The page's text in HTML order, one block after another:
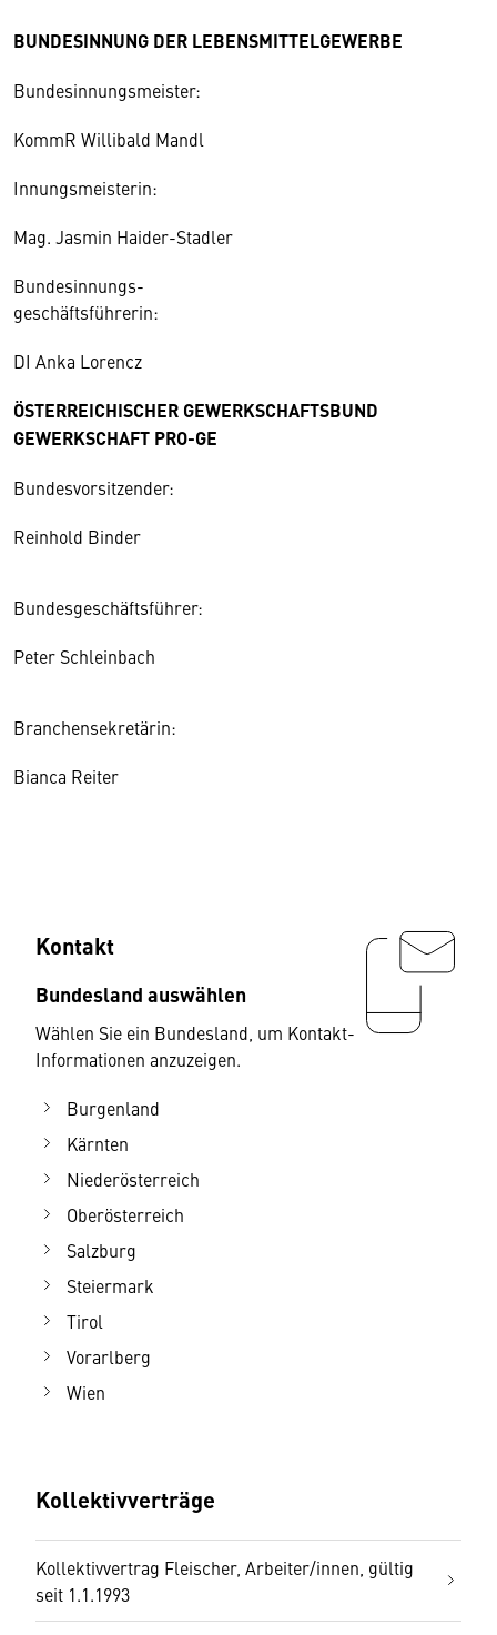
BUNDESINNUNG DER LEBENSMITTELGEWERBE
Bundesinnungsmeister:
KommR Willibald Mandl
Innungsmeisterin:
Mag. Jasmin Haider-Stadler
Bundesinnungs-
geschäftsführerin:
DI Anka Lorencz
ÖSTERREICHISCHER GEWERKSCHAFTSBUND
GEWERKSCHAFT PRO-GE
Bundesvorsitzender:
Reinhold Binder
Bundesgeschäftsführer:
Peter Schleinbach
Branchensekretärin:
Bianca Reiter
Kontakt
Bundesland auswählen
Wählen Sie ein Bundesland, um Kontakt-
Informationen anzuzeigen.
Burgenland
Kärnten
Niederösterreich
Oberösterreich
Salzburg
Steiermark
Tirol
Vorarlberg
Wien
Kollektivverträge
Kollektivvertrag Fleischer, Arbeiter/innen, gültig
seit 1.1.1993